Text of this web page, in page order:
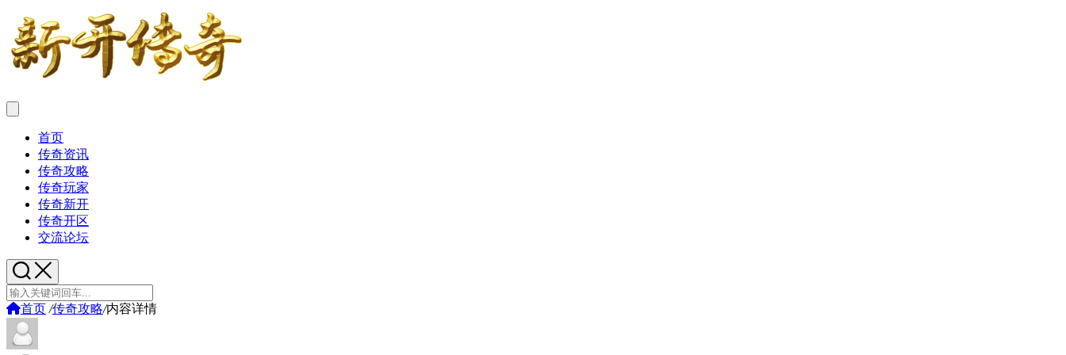
首页
传奇资讯
传奇攻略
传奇玩家
传奇新开
传奇开区
交流论坛
首页 /传奇攻略/内容详情